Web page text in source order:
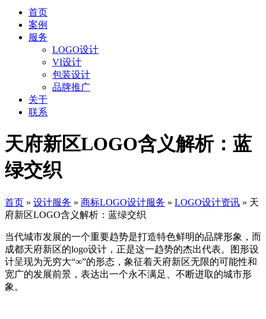
首页
案例
服务
LOGO设计
VI设计
包装设计
品牌推广
关于
联系
天府新区LOGO含义解析：蓝
绿交织
首页 » 设计服务 » 商标LOGO设计服务 » LOGO设计资讯 » 天
府新区LOGO含义解析：蓝绿交织
当代城市发展的一个重要趋势是打造特色鲜明的品牌形象，而
成都天府新区的logo设计，正是这一趋势的杰出代表。图形设
计呈现为无穷大“∞”的形态，象征着天府新区无限的可能性和
宽广的发展前景，表达出一个永不满足、不断进取的城市形
象。